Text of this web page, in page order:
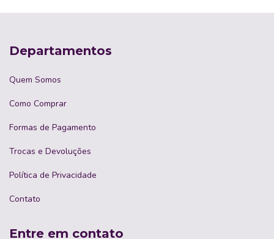
Departamentos
Quem Somos
Como Comprar
Formas de Pagamento
Trocas e Devoluções
Política de Privacidade
Contato
Entre em contato